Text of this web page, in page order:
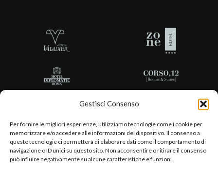
Gestisci Consenso
Per fornire le migliori esperienze, utilizziamo tecnologie come i cookie per
memorizzare e/o accedere alle informazioni del dispositivo. Il consenso a
queste tecnologie ci permetterà di elaborare dati come il comportamento di
navigazione o ID unici su questo sito. Non acconsentire o ritirare il consenso
può influire negativamente su alcune caratteristiche e funzioni.